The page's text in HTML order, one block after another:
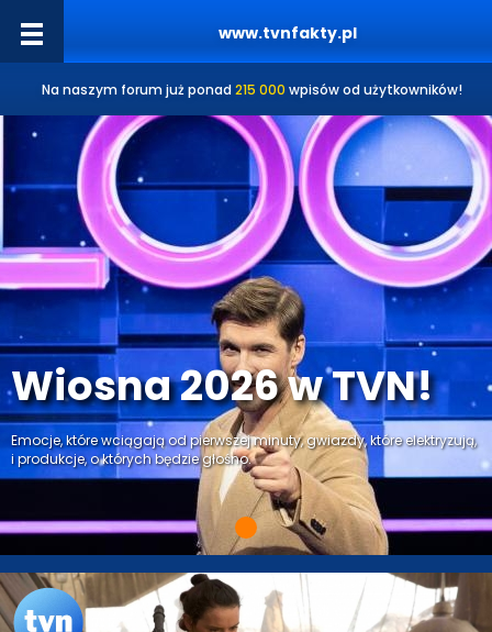
www.tvnfakty.pl
Na naszym forum już ponad 215 000 wpisów od użytkowników!
Wiosna 2026 w TVN!
Emocje, które wciągają od pierwszej minuty, gwiazdy, które elektryzują,
i produkcje, o których będzie głośno.